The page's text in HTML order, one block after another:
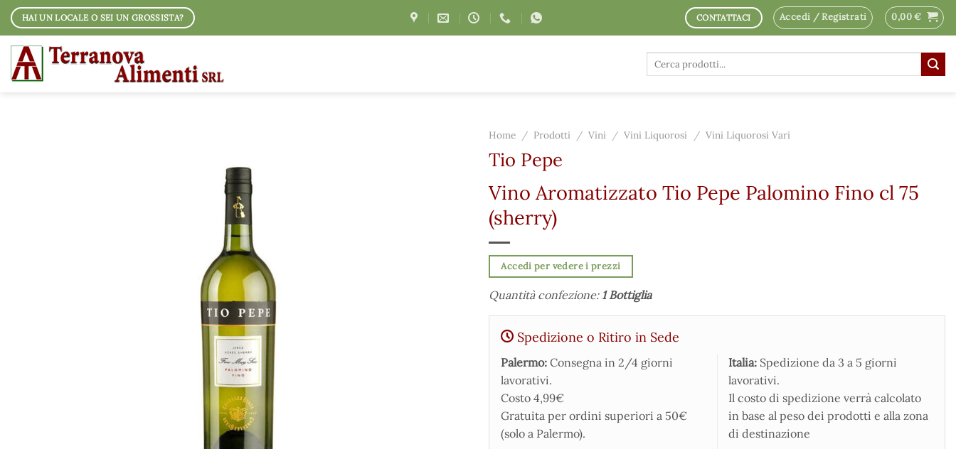
Salta
contenuti
HAI UN LOCALE O SEI UN GROSSISTA? CONTATTACI Accedi / Registrati 0,00€
Cerca:
Home / Prodotti / Vini / Vini Liquorosi / Vini Liquorosi Vari
Tio Pepe
Vino Aromatizzato Tio Pepe Palomino Fino cl 75
(sherry)
Accedi per vedere i prezzi
Quantità confezione: 1 Bottiglia
Spedizione o Ritiro in Sede
Palermo: Consegna in 2/4 giorni
lavorativi.
Costo 4,99€
Gratuita per ordini superiori a 50€
(solo a Palermo).
Italia: Spedizione da 3 a 5 giorni
lavorativi.
Il costo di spedizione verrà calcolato
in base al peso dei prodotti e alla zona
di destinazione